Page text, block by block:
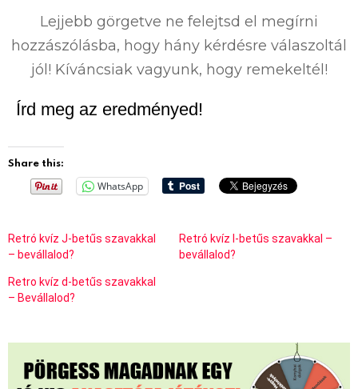
Lejjebb görgetve ne felejtsd el megírni
hozzászólásba, hogy hány kérdésre válaszoltál
jól! Kíváncsiak vagyunk, hogy remekeltél!
Írd meg az eredményed!
Share this:
WhatsApp
Retró kvíz J-betűs szavakkal
– bevállalod?
Retró kvíz I-betűs szavakkal –
bevállalod?
Retro kvíz d-betűs szavakkal
– Bevállalod?